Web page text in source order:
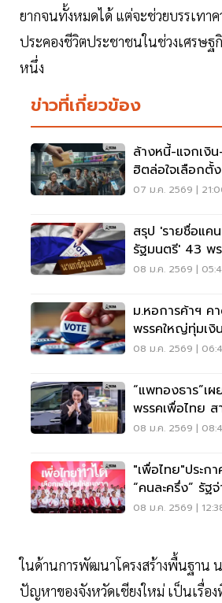
ยากจนทั้งหมดได้ แต่จะช่วยบรรเทา
ประคองชีวิตประชาชนในช่วงเศรษฐ
หนึ่ง
ข่าวที่เกี่ยวข้อง
ล้างหนี้-แจกเงิ
ฮิตล่อใจเลือกตั้ง
07 ม.ค. 2569 |
สรุป 'รายชื่อแค
รัฐมนตรี' 43 พ
เลือกตั้ง 2569
08 ม.ค. 2569 |
ม.หอการค้าฯ ค
พรรคใหญ่ทุ่มเงิ
ล้าน/คน
08 ม.ค. 2569 |
“แพทองธาร”เ
พรรคเพื่อไทย
กัน
08 ม.ค. 2569 |
"เพื่อไทย"ประก
“คนละครึ่ง” รัฐ
30
08 ม.ค. 2569 |
ในด้านการพัฒนาโครงสร้างพื้นฐาน น
ปัญหาของจังหวัดเชียงใหม่ เป็นเรื่อ